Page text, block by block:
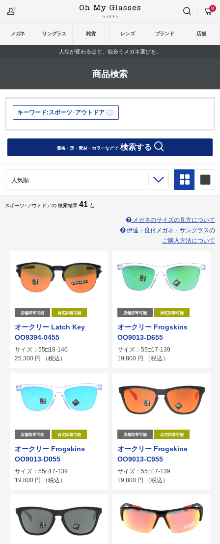
メガネ サングラス 雑貨 レンズ ブランド 店舗
0
人生が変わるほど、似合うメガネ選びを。
商品検索
キーワード:スポーツ･アウトドア
価格・形・素材・カラーなどで検索する
スポーツ･アウトドアの 検索結果 41 点
メガネのサイズの見方について
伊達・度付メガネ・サングラスの
ご購入方法について
店舗取寄可能 自宅試着可能
オークリー Latch Key
OO9394-0455
サイズ：55□18-140
25,300 円 （税込）
店舗取寄可能 自宅試着可能
オークリー Frogskins
OO9013-D655
サイズ：55□17-139
19,800 円 （税込）
店舗取寄可能 自宅試着可能
オークリー Frogskins
OO9013-D055
サイズ：55□17-139
19,800 円 （税込）
店舗取寄可能 自宅試着可能
オークリー Frogskins
OO9013-C955
サイズ：55□17-139
19,800 円 （税込）